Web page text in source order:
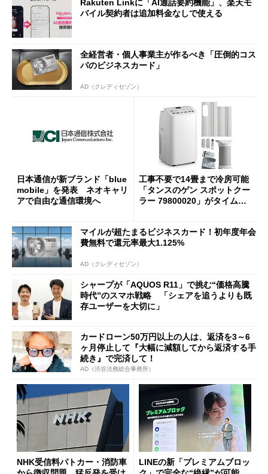
Rakuten Linkに「AI通話要約機能」、楽天モ
バイル契約者は追加料金なしで使える
全経営者・個人事業主が作るべき「圧倒的コス
パのビジネスカード」
AD（クレディセゾン）
日本通信が新ブランド「blue
mobile」を発表 ネオキャリ
アで自由な通信環境へ
工事不要で14畳まで冷房可能
「タンスのゲン スポットクー
ラー 79800020」がタイムセ
マイルが超たまるビジネスカード！初年度年会
費無料で還元率最大1.125%
AD（クレディセゾン）
シャープが「AQUOS R11」で挑む“価格高騰
時代”のスマホ戦略 「シェアを追うよりも既
存ユーザーを大切に」
カードローン50万円以上の人は、返済を3～6
ヶ月停止して『大幅に減額してから返済する手
続き』で完済して！
AD（渋谷法務総合事務所）
NHK受信料パトカー・消防車
LINEの新「プレミアムブロッ